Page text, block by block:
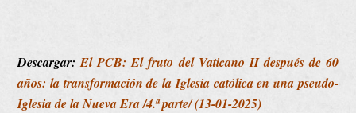
Descargar:El PCB: El fruto del Vaticano II después de 60
años: la transformación de la Iglesia católica en una pseudo-
Iglesia de la Nueva Era /4.ª parte/ (13-01-2025)